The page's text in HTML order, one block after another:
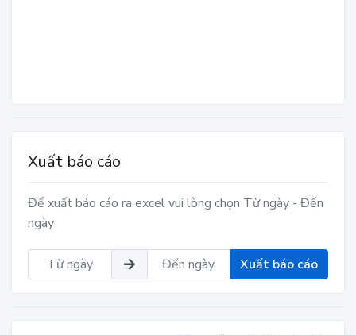
Xuất báo cáo
Để xuất báo cáo ra excel vui lòng chọn Từ ngày - Đến
ngày
Xuất báo cáo